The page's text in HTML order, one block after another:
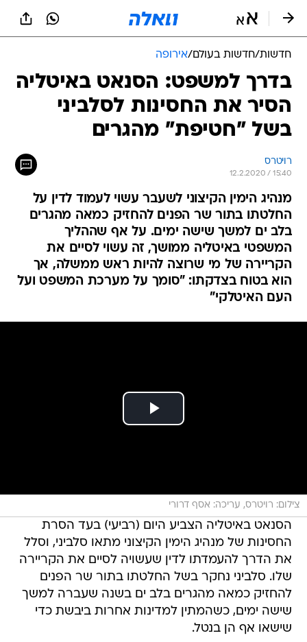
חדשות/חדשות בעולם/אירופה
בדרך למשפט: הסנאט באיטליה
הסיר את החסינות לסלביני
בשל "חטיפת" מהגרים
רויטרס
12.2.2020 / 15:40
מנהיג הימין הקיצוני לשעבר עשוי לעמוד לדין על
החלטתו בתור שר הפנים להחזיק כמאה מהגרים
בלב ים למשך שישה ימים. על אף שההליך
המשפטי באיטליה ממושך, זה עשוי לסיים את
הקריירה של מי שרוצה להיות ראש ממשלה, אך
הוא בטוח בצדקתו: "סומך על מערכת המשפט ועל
העם האיטלקי"
צילום: רויטרס, עריכה: אסף דרורי
הסנאט באיטליה הצביע היום (רביעי) בעד הסרת
החסינות של מנהיג הימין הקיצוני מתאו סלביני, וסלל
את הדרך להעמדתו לדין שעשויה לסיים את הקריירה
שלו. סלביני נחקר בשל החלטתו בתור שר הפנים
להחזיק כמאה מהגרים בלב ים בשנה שעברה למשך
שישה ימים, כשהמתין למדינות אחרות ביבשת כדי
שישאו אף הן בנטל.